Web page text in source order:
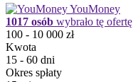
YouMoney
1017 osób wybrało tę
100 - 10 000 zł
Kwota
15 - 60 dni
Okres spłaty